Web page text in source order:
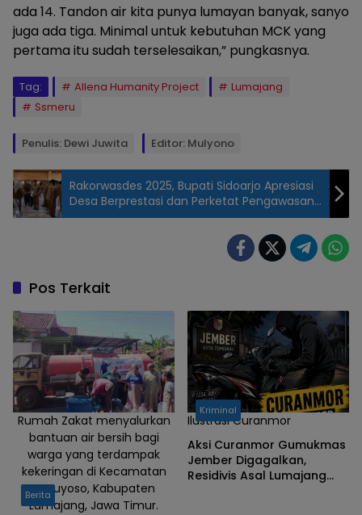
ada 14. Tandon air kita punya lumayan banyak, sanyo
juga ada tiga. Minimal untuk kebutuhan MCK yang
pertama itu sudah terselesaikan,” pungkasnya.
Tag: Allena Humanity Project
Lumajang
Ssmeru
Penulis: Dewi Juwita Editor: Mulyono
saat
korban
yang
rumahnya
hilang
terseret
arus lahar
semeru
Rakorwasdes 2025, Bupati Sidoarjo Apresiasi
Desa Berprestasi dan Perketat Pengawasan
Desa Kategori Merah
Pos Terkait
Rumah Zakat menyalurkan
bantuan air bersih bagi
warga yang terdampak
kekeringan di Kecamatan
Ranuyoso, Kabupaten
Lumajang, Jawa Timur.
Berita
Ilustrasi Curanmor
Kriminal
Aksi Curanmor Gumukmas
Jember Digagalkan,
Residivis Asal Lumajang